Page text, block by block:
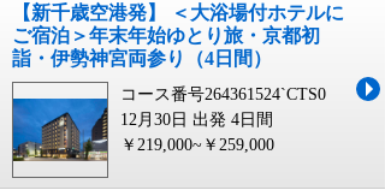
【新千歳空港発】 ＜大浴場付ホテルに
ご宿泊＞年末年始ゆとり旅・京都初
詣・伊勢神宮両参り（4日間）
コース番号264361524`CTS0
12月30日 出発 4日間
￥219,000~￥259,000